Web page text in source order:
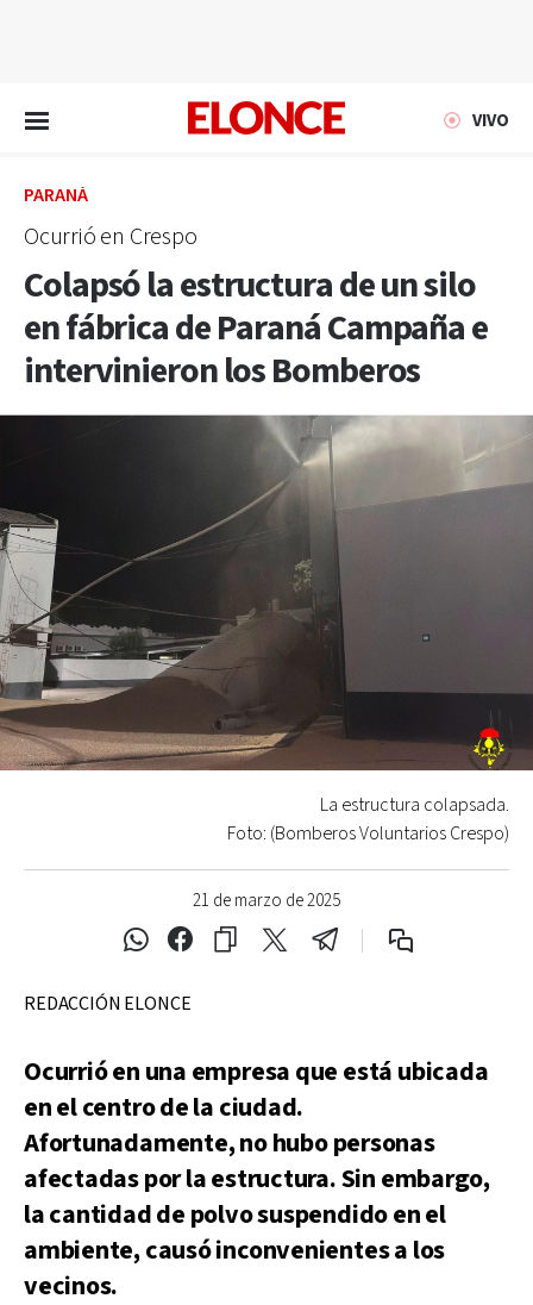
VIVO
PARANÁ
Ocurrió en Crespo
Colapsó la estructura de un silo
en fábrica de Paraná Campaña e
intervinieron los Bomberos
21 de marzo de 2025
La estructura colapsada.
Foto: (Bomberos Voluntarios Crespo)
REDACCIÓN ELONCE
Ocurrió en una empresa que está ubicada
en el centro de la ciudad.
Afortunadamente, no hubo personas
afectadas por la estructura. Sin embargo,
la cantidad de polvo suspendido en el
ambiente, causó inconvenientes a los
vecinos.